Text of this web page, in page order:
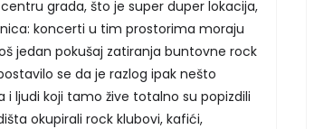
grada, što je super duper lokacija,
koncerti u tim prostorima moraju
jedan pokušaj zatiranja buntovne rock
se da je razlog ipak nešto
ljudi koji tamo žive totalno su popizdili
okupirali rock klubovi, kafići,